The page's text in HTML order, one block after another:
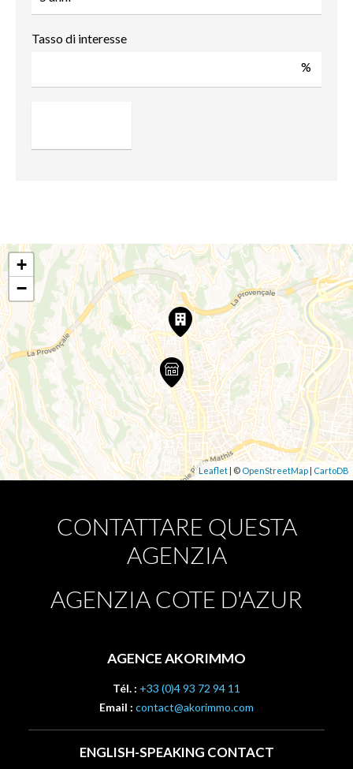
Tasso di interesse
%
+
−
Leaflet| © OpenStreetMap| CartoDB
CONTATTARE QUESTA
AGENZIA
AGENZIA COTE D'AZUR
AGENCE AKORIMMO
Tél. : +33 (0)4 93 72 94 11
Email : contact@akorimmo.com
ENGLISH-SPEAKING CONTACT